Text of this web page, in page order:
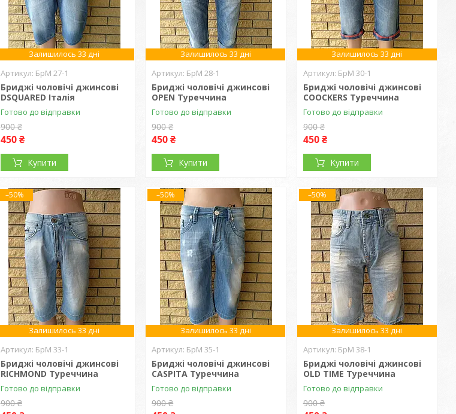
Залишилось 33 дні
БрМ 27-1
Бриджі чоловічі джинсові
DSQUARED Італія
Готово до відправки
900 ₴
450 ₴
Купити
Залишилось 33 дні
БрМ 28-1
Бриджі чоловічі джинсові
OPEN Туреччина
Готово до відправки
900 ₴
450 ₴
Купити
Залишилось 33 дні
БрМ 30-1
Бриджі чоловічі джинсові
COOCKERS Туреччина
Готово до відправки
900 ₴
450 ₴
Купити
–50%
Залишилось 33 дні
БрМ 33-1
Бриджі чоловічі джинсові
RICHMOND Туреччина
Готово до відправки
900 ₴
–50%
Залишилось 33 дні
БрМ 35-1
Бриджі чоловічі джинсові
CASPITA Туреччина
Готово до відправки
900 ₴
–50%
Залишилось 33 дні
БрМ 38-1
Бриджі чоловічі джинсові
OLD TIME Туреччина
Готово до відправки
900 ₴